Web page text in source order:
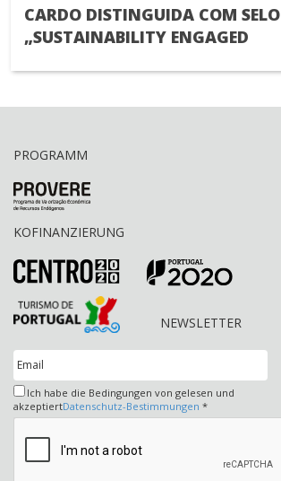
CARDO DISTINGUIDA COM SELO
„SUSTAINABILITY ENGAGED
PROGRAMM
KOFINANZIERUNG
NEWSLETTER
Ich habe die Bedingungen von gelesen und
akzeptiertDatenschutz-Bestimmungen *